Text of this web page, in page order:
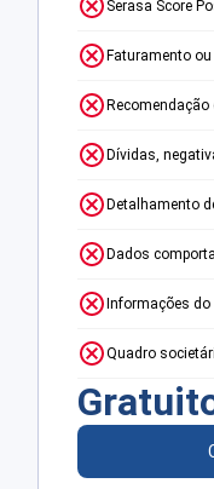
Serasa Score
Faturamento
Recomendação
Dívidas,
Detalhamento
Dados
Informações do
Quadro